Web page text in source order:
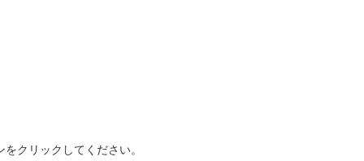
クリックしてください。